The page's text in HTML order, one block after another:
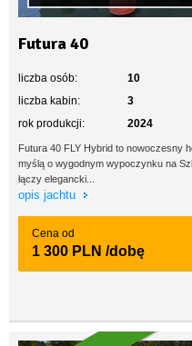
Futura 40
liczba osób:
10
liczba kabin:
3
rok produkcji:
2024
Futura 40 FLY Hybrid to nowoczesny
myślą o wygodnym wypoczynku na
łączy elegancki...
opis jachtu
Cena od
1 300 PLN /dobę